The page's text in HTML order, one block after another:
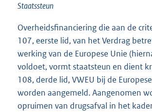
Staatssteun
Overheidsfinanciering die aan de
107, eerste lid, van het Verdrag
werking van de Europese Unie
voldoet, vormt staatsteun en dient
108, derde lid, VWEU bij de
worden aangemeld. Aangenomen
opruimen van drugsafval in het